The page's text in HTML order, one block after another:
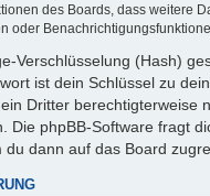
des Boards, dass weitere
oder
Verschlüsselung (Hash)
ist dein Schlüssel zu
Dritter
Die phpBB-Software fragt
dann auf das Board